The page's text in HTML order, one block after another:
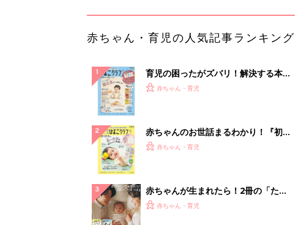
赤ちゃん・育児の人気記事ランキング
育児の困ったがズバリ！解決する本
『ひよこクラブ 秋号』 4カ月～2才
赤ちゃん・育児
赤ちゃんのお世話まるわかり！『初め
てのひよこクラブ 夏号』〈巻頭大特
赤ちゃん・育児
赤ちゃんが生まれたら！2冊の「たま
ひよ」
赤ちゃん・育児